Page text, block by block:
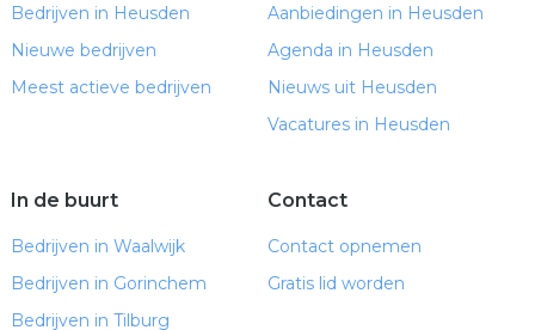
Bedrijven in Heusden
Nieuwe bedrijven
Meest actieve bedrijven
Aanbiedingen in Heusden
Agenda in Heusden
Nieuws uit Heusden
Vacatures in Heusden
In de buurt
Bedrijven in Waalwijk
Bedrijven in Gorinchem
Bedrijven in Tilburg
Contact
Contact opnemen
Gratis lid worden